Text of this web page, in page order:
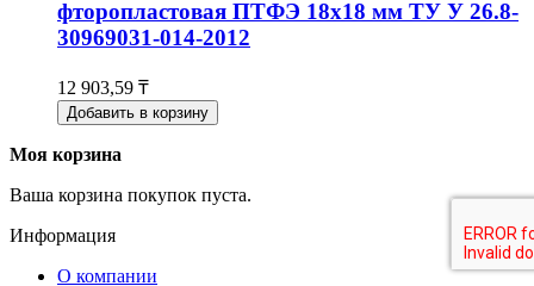
фторопластовая ПТФЭ 18х18 мм ТУ У 26.8-
30969031-014-2012
12 903,59 ₸
Добавить в корзину
Моя корзина
Ваша корзина покупок пуста.
Информация
О компании